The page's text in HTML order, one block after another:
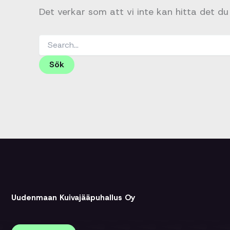
Det verkar som att vi inte kan hitta det
efter:
Uudenmaan Kuivajääpuhallus Oy